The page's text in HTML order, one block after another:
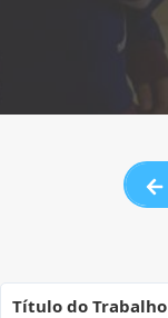
Título do Trabalho